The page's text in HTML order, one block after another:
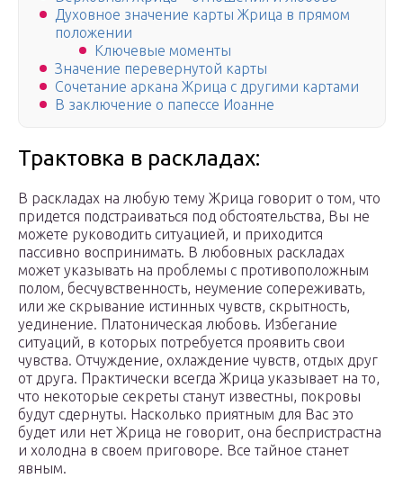
Духовное значение карты Жрица в прямом
положении
Ключевые моменты
Значение перевернутой карты
Сочетание аркана Жрица с другими картами
В заключение о папессе Иоанне
Трактовка в раскладах:
В раскладах на любую тему Жрица говорит о том, что
придется подстраиваться под обстоятельства, Вы не
можете руководить ситуацией, и приходится
пассивно воспринимать. В любовных раскладах
может указывать на проблемы с противоположным
полом, бесчувственность, неумение сопереживать,
или же скрывание истинных чувств, скрытность,
уединение. Платоническая любовь. Избегание
ситуаций, в которых потребуется проявить свои
чувства. Отчуждение, охлаждение чувств, отдых друг
от друга. Практически всегда Жрица указывает на то,
что некоторые секреты станут известны, покровы
будут сдернуты. Насколько приятным для Вас это
будет или нет Жрица не говорит, она беспристрастна
и холодна в своем приговоре. Все тайное станет
явным.